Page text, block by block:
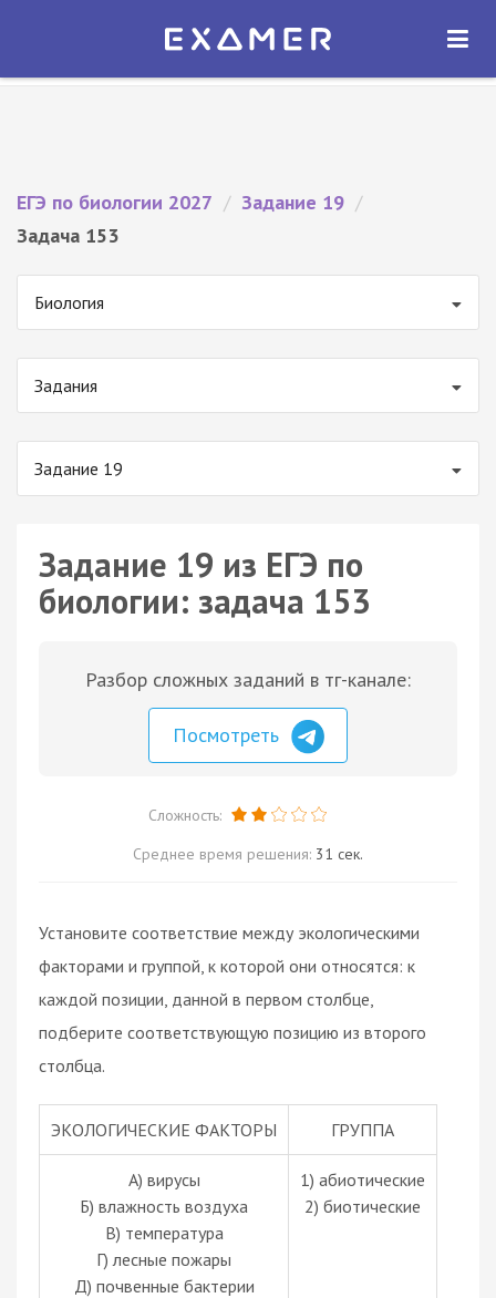
Экзамер — ЕГЭ 2027
ОТКРЫТЬ
ЕГЭ по биологии 2027 / Задание 19 /
Задача 153
Биология
Задания
Задание 19
Задание 19 из ЕГЭ по
биологии: задача 153
Разбор сложных заданий в тг-канале:
Посмотреть
Сложность:
Среднее время решения: 31 сек.
Установите соответствие между экологическими
факторами и группой, к которой они относятся: к
каждой позиции, данной в первом столбце,
подберите соответствующую позицию из второго
столбца.
ЭКОЛОГИЧЕСКИЕ ФАКТОРЫ ГРУППА
А) вирусы
Б) влажность воздуха
В) температура
Г) лесные пожары
Д) почвенные бактерии
1) абиотические
2) биотические